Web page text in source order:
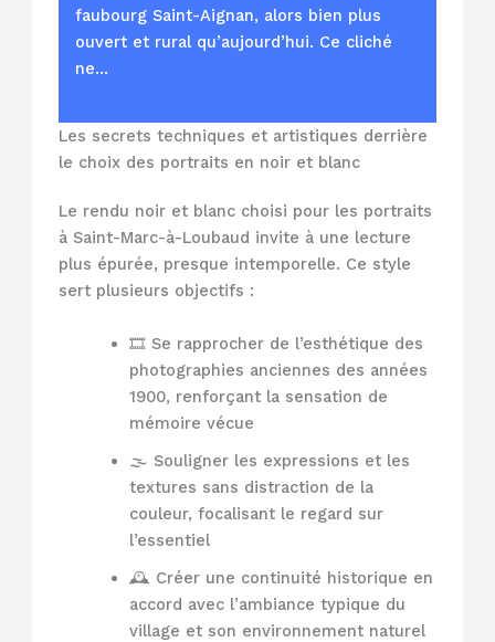
faubourg Saint-Aignan, alors bien plus
ouvert et rural qu’aujourd’hui. Ce cliché
ne…
Les secrets techniques et artistiques derrière
le choix des portraits en noir et blanc
Le rendu noir et blanc choisi pour les portraits
à Saint-Marc-à-Loubaud invite à une lecture
plus épurée, presque intemporelle. Ce style
sert plusieurs objectifs :
🎞️ Se rapprocher de l’esthétique des
photographies anciennes des années
1900, renforçant la sensation de
mémoire vécue
🌫️ Souligner les expressions et les
textures sans distraction de la
couleur, focalisant le regard sur
l’essentiel
🕰️ Créer une continuité historique en
accord avec l’ambiance typique du
village et son environnement naturel